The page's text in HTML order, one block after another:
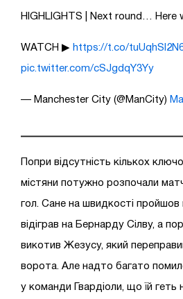
HIGHLIGHTS | Next round… Here
WATCH ▶ https://t.co/
pic.twitter.com/cSJgdqY3Yy
— Manchester City (@ManCity)
Попри відсутність кількох
містяни потужно розпочали
гол. Сане на швидкості пройшов
відіграв на Бернарду Сілву, а
викотив Жезусу, який
ворота. Але надто багато
у команди Гвардіоли, що їй